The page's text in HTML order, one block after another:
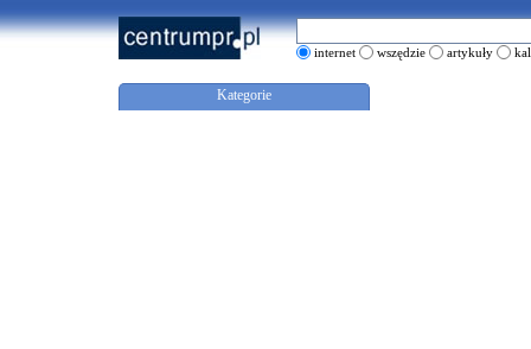
internet wszędzie artykuły
Kategorie